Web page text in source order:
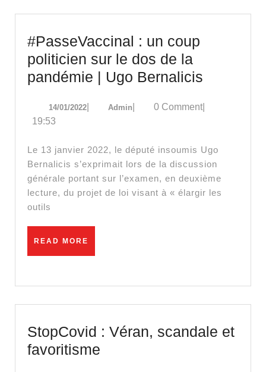
#PasseVaccinal : un coup
politicien sur le dos de la
pandémie | Ugo Bernalicis
un
politicien
sur
le
dos
Ugo
14/01/202214/01/2022
AdminAdmin0 Comment
19:53
Le 13 janvier 2022, le député insoumis Ugo
Bernalicis s’exprimait lors de la discussion
générale portant sur l’examen, en deuxième
lecture, du projet de loi visant à « élargir les
outils
READ MORE
StopCovid : Véran, scandale et
favoritisme